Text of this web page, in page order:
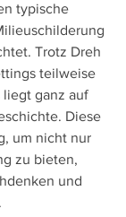
typische
Trotz Dreh
teilweise
liegt ganz auf
Diese
um nicht nur
zu bieten,
und